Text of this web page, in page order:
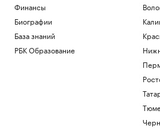
Финансы
Биографии
База знаний
РБК Образование